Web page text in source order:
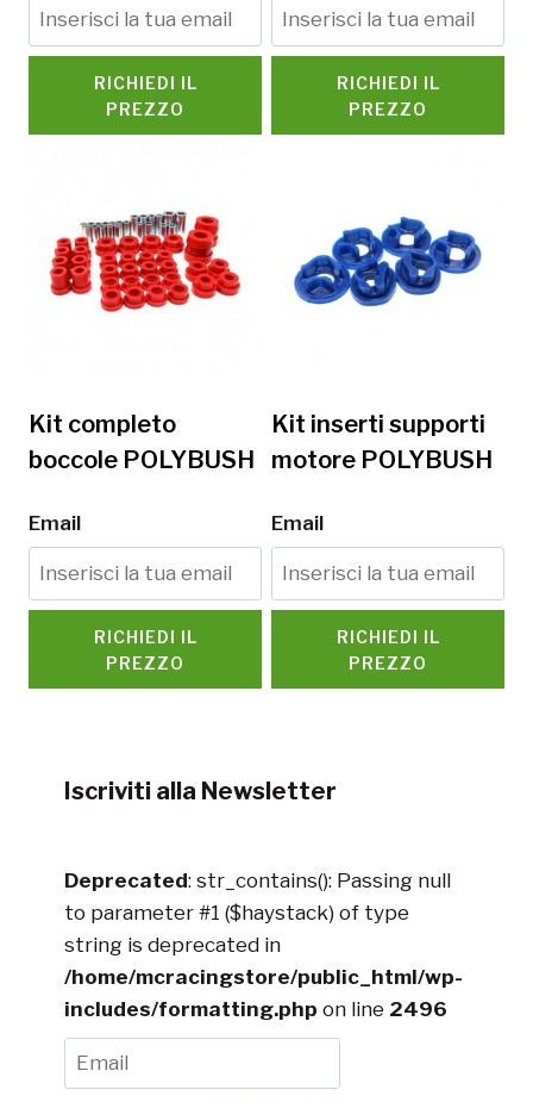
RICHIEDI IL
PREZZO
RICHIEDI IL
PREZZO
Kit completo
boccole POLYBUSH
Email
RICHIEDI IL
PREZZO
Kit inserti supporti
motore POLYBUSH
Email
RICHIEDI IL
PREZZO
Iscriviti alla Newsletter
Deprecated: str_contains(): Passing null
to parameter #1 ($haystack) of type
string is deprecated in
/home/mcracingstore/public_html/wp-
includes/formatting.php on line 2496